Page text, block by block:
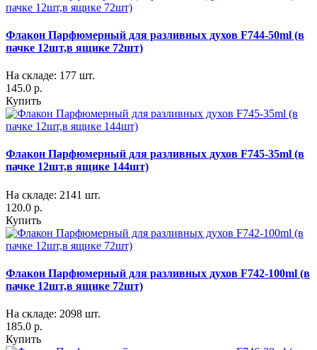
Флакон Парфюмерный для разливных духов F744-50ml (в
пачке 12шт,в ящике 72шт)
На складе: 177 шт.
145.0 р.
Купить
Флакон Парфюмерный для разливных духов F745-35ml (в
пачке 12шт,в ящике 144шт)
На складе: 2141 шт.
120.0 р.
Купить
Флакон Парфюмерный для разливных духов F742-100ml (в
пачке 12шт,в ящике 72шт)
На складе: 2098 шт.
185.0 р.
Купить